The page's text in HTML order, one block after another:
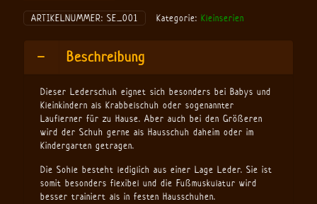
Klassisch
1 ARTIKELNUMMER: SE_001 Kategorie: Kleinserien
Beschreibung
Dieser Lederschuh eignet sich besonders bei Babys und
Kleinkindern als Krabbelschuh oder sogenannter
Lauflerner für zu Hause. Aber auch bei den Größeren
wird der Schuh gerne als Hausschuh daheim oder im
Kindergarten getragen.
Die Sohle besteht lediglich aus einer Lage Leder. Sie ist
somit besonders flexibel und die Fußmuskulatur wird
besser trainiert als in festen Hausschuhen.